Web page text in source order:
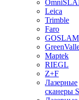
Leica
Trimble
Faro
GOSLAM
Maptek
RIEGL
Z+F
Лазерные
сканеры